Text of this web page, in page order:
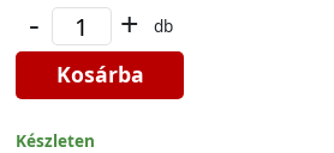
- + db
Kosárba
Készleten